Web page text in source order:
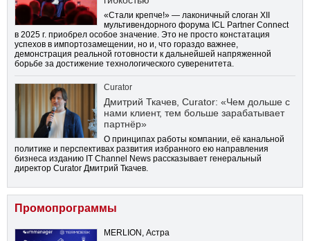
«Стали крепче!» — лаконичный слоган XII
мультивендорного форума ICL Partner Connect
в 2025 г. приобрел особое значение. Это не просто констатация
успехов в импортозамещении, но и, что гораздо важнее,
демонстрация реальной готовности к дальнейшей напряженной
борьбе за достижение технологического суверенитета.
Curator
Дмитрий Ткачев, Curator: «Чем дольше с
нами клиент, тем больше зарабатывает
партнёр»
О принципах работы компании, её канальной
политике и перспективах развития избранного ею направления
бизнеса изданию IT Channel News рассказывает генеральный
директор Curator Дмитрий Ткачев.
Промопрограммы
MERLION, Астра